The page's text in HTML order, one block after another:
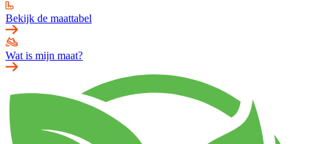
Bekijk de maattabel
Wat is mijn maat?